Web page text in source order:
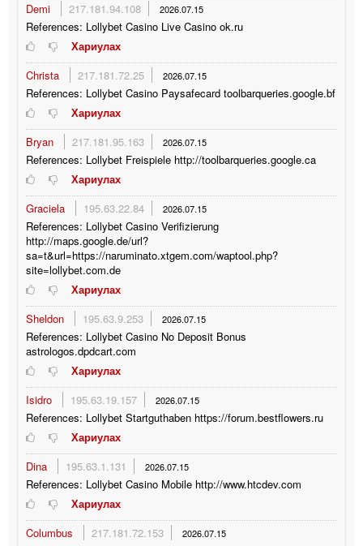
Demi
217.181.94.108 2026.07.15
References: Lollybet Casino Live Casino ok.ru
Хариулах
Christa
217.181.72.25 2026.07.15
References: Lollybet Casino Paysafecard toolbarqueries.google.bf
Хариулах
Bryan
217.181.95.163 2026.07.15
References: Lollybet Freispiele http://toolbarqueries.google.ca
Хариулах
Graciela
195.63.22.84 2026.07.15
References: Lollybet Casino Verifizierung
http://maps.google.de/url?
sa=t&url=https://naruminato.xtgem.com/waptool.php?
site=lollybet.com.de
Хариулах
Sheldon
195.63.9.253 2026.07.15
References: Lollybet Casino No Deposit Bonus
astrologos.dpdcart.com
Хариулах
Isidro
195.63.19.157 2026.07.15
References: Lollybet Startguthaben https://forum.bestflowers.ru
Хариулах
Dina
195.63.1.131 2026.07.15
References: Lollybet Casino Mobile http://www.htcdev.com
Хариулах
Columbus
217.181.72.153 2026.07.15